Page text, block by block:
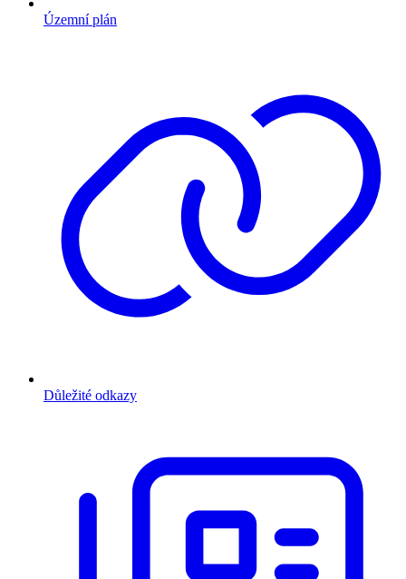
Územní plán
Důležité odkazy